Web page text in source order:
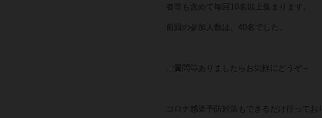
者等も含めて毎回10名以上集まります。
前回の参加人数は、40名でした。
ご質問等ありましたらお気軽にどうぞ～
コロナ感染予防対策もできるだけ行ってお